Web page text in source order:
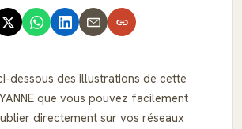
dessous des illustrations de cette
que vous pouvez facilement
directement sur vos réseaux